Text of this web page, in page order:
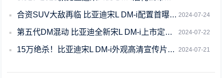
2024-07-24
合资SUV大敌再临 比亚迪宋L DM-i配置首曝：15万级超强
2024-07-22
第五代DM混动 比亚迪全新宋L DM-i上市定档：三天后揭晓最大谜底
2024-07-21
15万绝杀！比亚迪宋L DM-i外观高清宣传片公布：全新龙吟破晓前脸霸气十足